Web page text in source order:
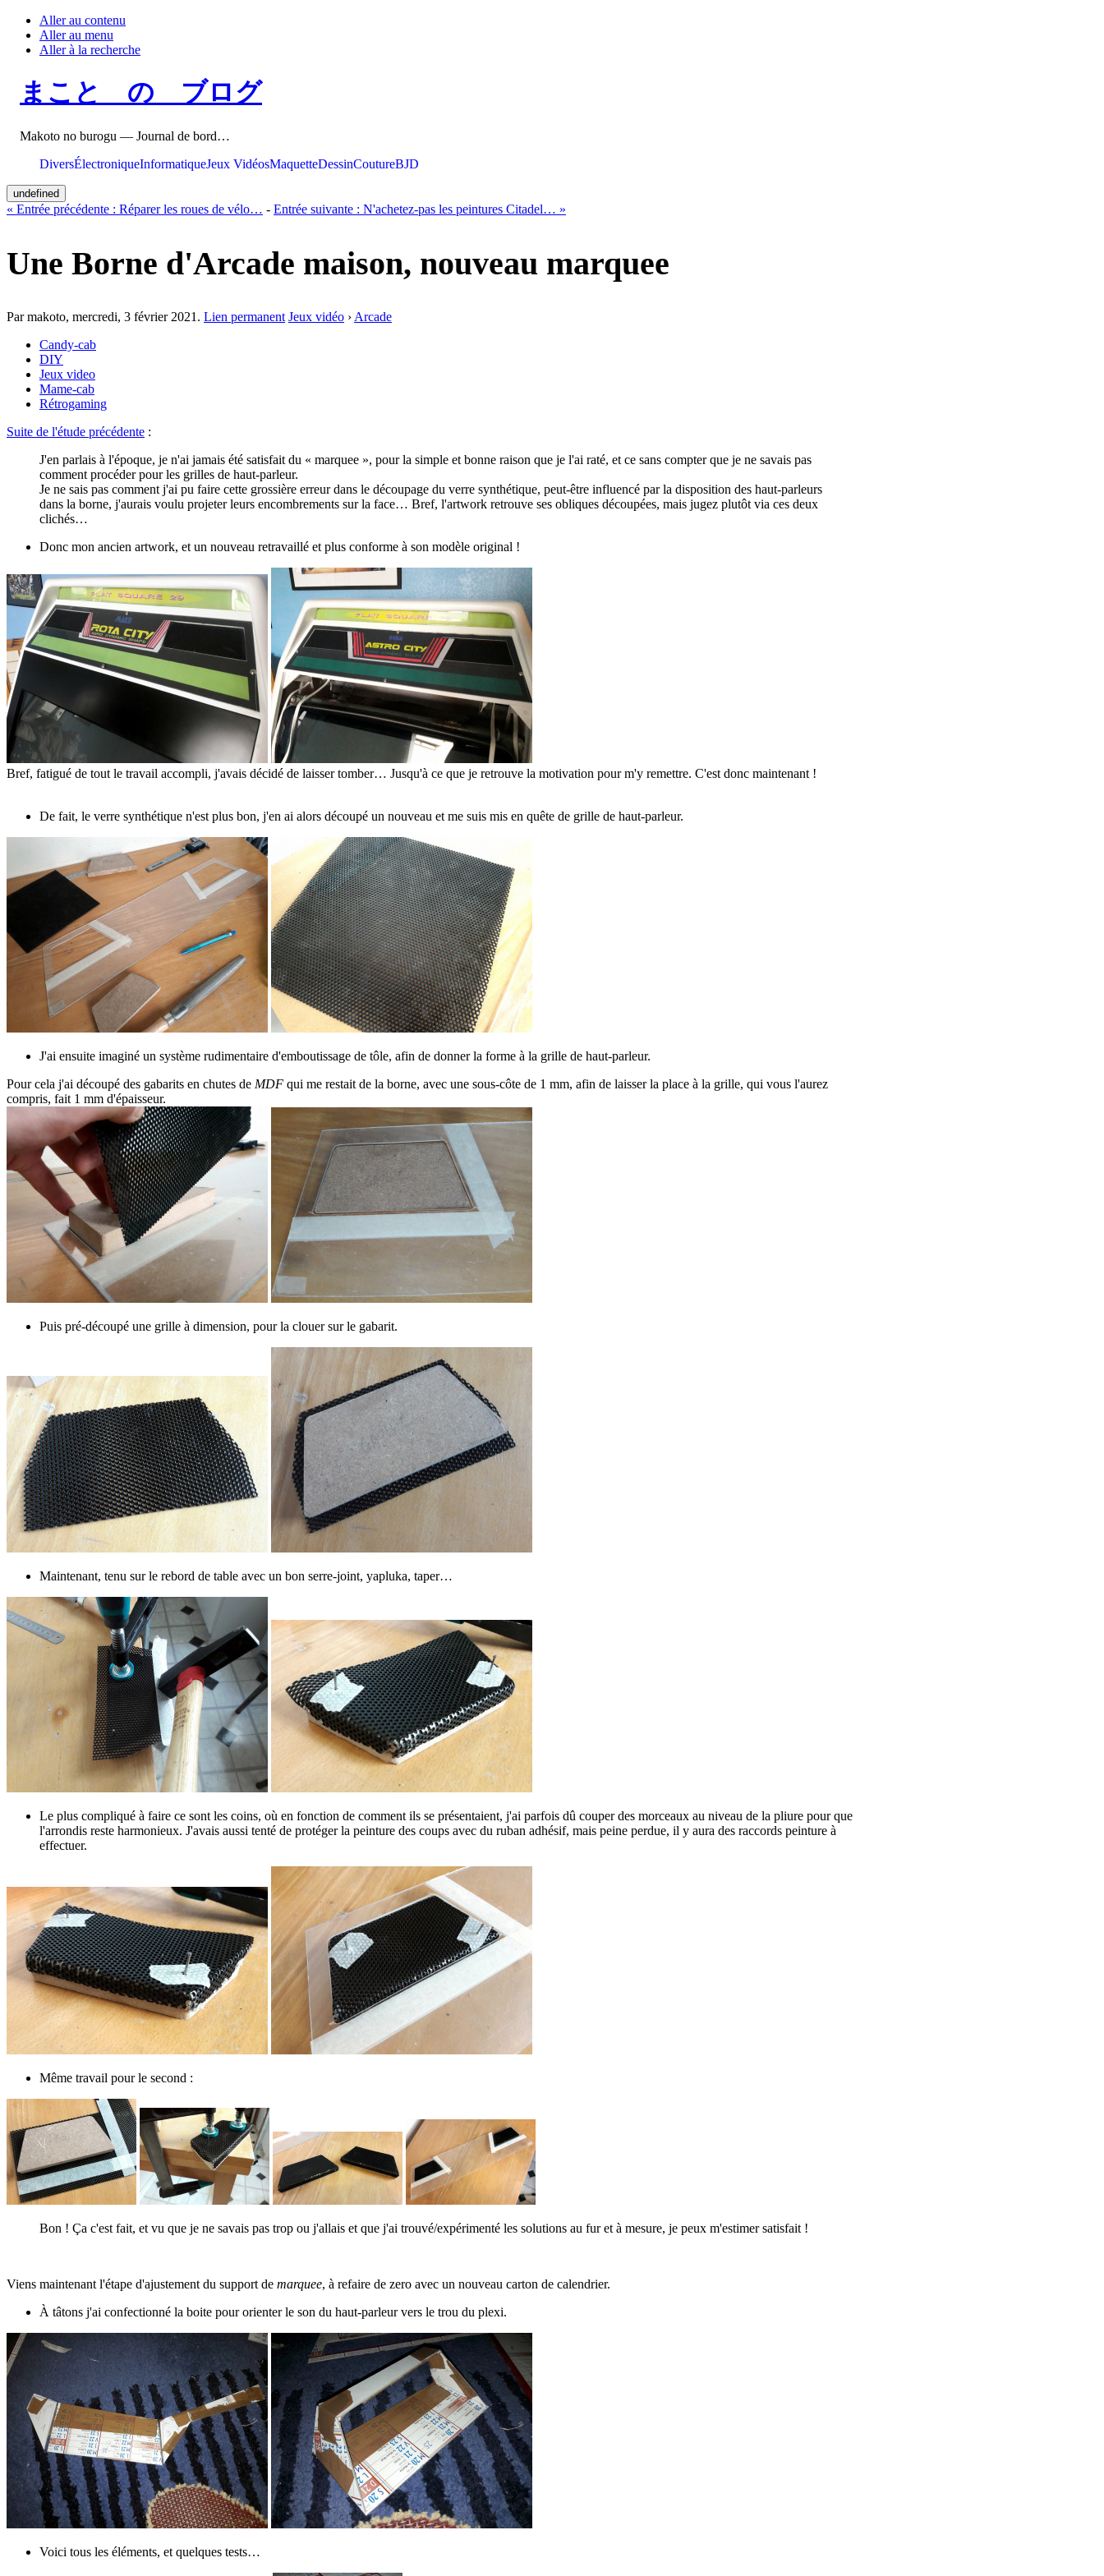
Aller au contenu
Aller au menu
Aller à la recherche
まこと の ブログ
Makoto no burogu — Journal de bord…
DiversÉlectroniqueInformatiqueJeux VidéosMaquetteDessinCoutureBJD
undefined
« Entrée précédente : Réparer les roues de vélo… - Entrée suivante : N'achetez-pas les peintures Citadel… »
Une Borne d'Arcade maison, nouveau marquee
Par makoto, mercredi, 3 février 2021 . Lien permanent Jeux vidéo › Arcade
Candy-cab
DIY
Jeux video
Mame-cab
Rétrogaming
Suite de l'étude précédente :
J'en parlais à l'époque, je n'ai jamais été satisfait du « marquee », pour la simple et bonne raison que je l'ai raté, et ce sans compter que je ne savais pas
comment procéder pour les grilles de haut-parleur.
Je ne sais pas comment j'ai pu faire cette grossière erreur dans le découpage du verre synthétique, peut-être influencé par la disposition des haut-parleurs
dans la borne, j'aurais voulu projeter leurs encombrements sur la face… Bref, l'artwork retrouve ses obliques découpées, mais jugez plutôt via ces deux
clichés…
Donc mon ancien artwork, et un nouveau retravaillé et plus conforme à son modèle original !
Bref, fatigué de tout le travail accompli, j'avais décidé de laisser tomber… Jusqu'à ce que je retrouve la motivation pour m'y remettre. C'est donc maintenant !
De fait, le verre synthétique n'est plus bon, j'en ai alors découpé un nouveau et me suis mis en quête de grille de haut-parleur.
J'ai ensuite imaginé un système rudimentaire d'emboutissage de tôle, afin de donner la forme à la grille de haut-parleur.
Pour cela j'ai découpé des gabarits en chutes de MDF qui me restait de la borne, avec une sous-côte de 1 mm, afin de laisser la place à la grille, qui vous l'aurez
compris, fait 1 mm d'épaisseur.
Puis pré-découpé une grille à dimension, pour la clouer sur le gabarit.
Maintenant, tenu sur le rebord de table avec un bon serre-joint, yapluka, taper…
Le plus compliqué à faire ce sont les coins, où en fonction de comment ils se présentaient, j'ai parfois dû couper des morceaux au niveau de la pliure pour que
l'arrondis reste harmonieux. J'avais aussi tenté de protéger la peinture des coups avec du ruban adhésif, mais peine perdue, il y aura des raccords peinture à
effectuer.
Même travail pour le second :
Bon ! Ça c'est fait, et vu que je ne savais pas trop ou j'allais et que j'ai trouvé/expérimenté les solutions au fur et à mesure, je peux m'estimer satisfait !
Viens maintenant l'étape d'ajustement du support de marquee, à refaire de zero avec un nouveau carton de calendrier.
À tâtons j'ai confectionné la boite pour orienter le son du haut-parleur vers le trou du plexi.
Voici tous les éléments, et quelques tests…